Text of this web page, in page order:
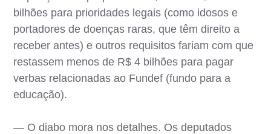
bilhões para prioridades legais (como idosos e
portadores de doenças raras, que têm direito a
receber antes) e outros requisitos fariam com que
restassem menos de R$ 4 bilhões para pagar
verbas relacionadas ao Fundef (fundo para a
educação).
— O diabo mora nos detalhes. Os deputados